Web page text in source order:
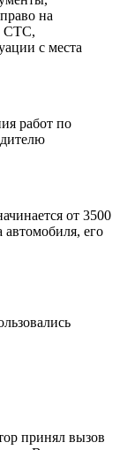
на
СТС,
с места
работ по
от 3500
автомобиля, его
принял вызов